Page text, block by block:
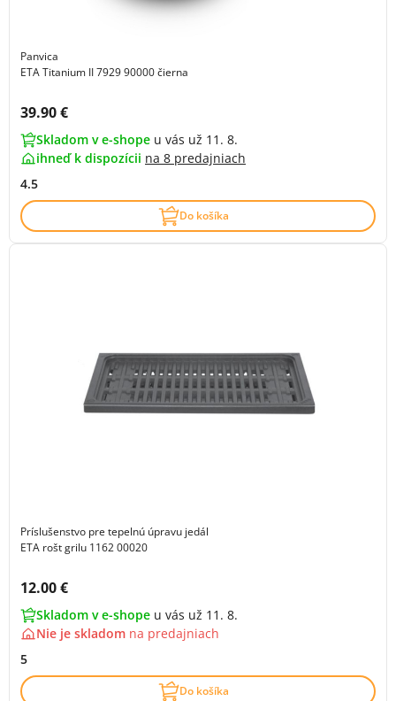
Panvica
ETA Titanium II 7929 90000 čierna
Cena s DPH:
39.90 €
Skladom v e-shope u vás už 11. 8.
ihneď k dispozícii na 8 predajniach
4.5
Do košíka
Príslušenstvo pre tepelnú úpravu jedál
ETA rošt grilu 1162 00020
Cena s DPH:
12.00 €
Skladom v e-shope u vás už 11. 8.
Nie je skladom na predajniach
5
Do košíka